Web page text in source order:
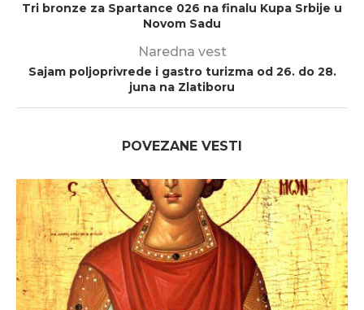
Tri bronze za Spartance 026 na finalu Kupa Srbije u
Novom Sadu
Naredna vest
Sajam poljoprivrede i gastro turizma od 26. do 28.
juna na Zlatiboru
POVEZANE VESTI